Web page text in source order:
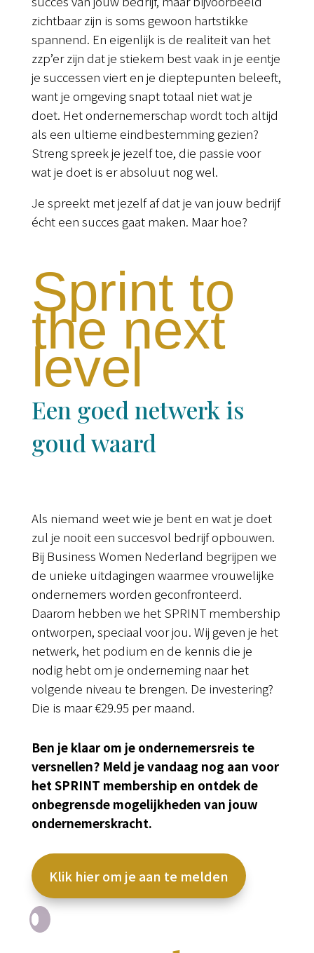
zichtbaar zijn is soms gewoon hartstikke
spannend. En eigenlijk is de realiteit van het
zzp’er zijn dat je stiekem best vaak in je eentje
je successen viert en je dieptepunten beleeft,
want je omgeving snapt totaal niet wat je
doet. Het ondernemerschap wordt toch altijd
als een ultieme eindbestemming gezien?
Streng spreek je jezelf toe, die passie voor
wat je doet is er absoluut nog wel.
Je spreekt met jezelf af dat je van jouw bedrijf
écht een succes gaat maken. Maar hoe?
Sprint to
the next
level
Een goed netwerk is
goud waard
Als niemand weet wie je bent en wat je doet
zul je nooit een succesvol bedrijf opbouwen.
Bij Business Women Nederland begrijpen we
de unieke uitdagingen waarmee vrouwelijke
ondernemers worden geconfronteerd.
Daarom hebben we het SPRINT membership
ontworpen, speciaal voor jou. Wij geven je het
netwerk, het podium en de kennis die je
nodig hebt om je onderneming naar het
volgende niveau te brengen. De investering?
Die is maar €29.95 per maand.
Ben je klaar om je ondernemersreis te
versnellen? Meld je vandaag nog aan voor
het SPRINT membership en ontdek de
onbegrensde mogelijkheden van jouw
ondernemerskracht.
Klik hier om je aan te melden